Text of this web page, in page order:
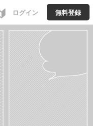
ログイン 無料登録